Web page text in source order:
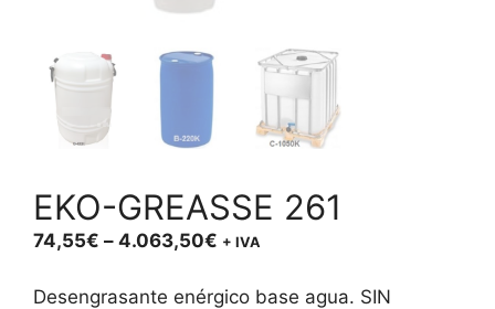
EKO-GREASSE 261
74,55€ – 4.063,50€ Price
74,55€
+ IVA
Desengrasante enérgico base agua. SIN